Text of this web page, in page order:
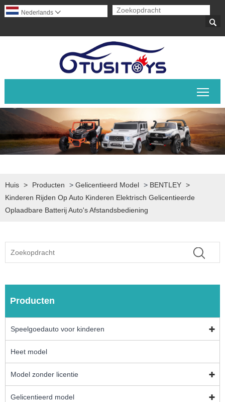

Nederlands 
Huis > Producten > Gelicentieerd Model > BENTLEY >
Kinderen Rijden Op Auto Kinderen Elektrisch Gelicentieerde
Oplaadbare Batterij Auto's Afstandsbediening
Producten
Speelgoedauto voor kinderen
Heet model
Model zonder licentie
Gelicentieerd model